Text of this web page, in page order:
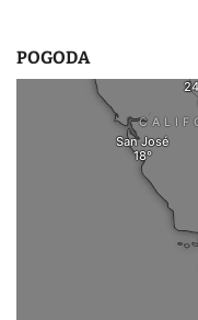
POGODA